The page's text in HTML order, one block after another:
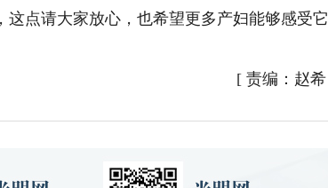
点请大家放心，也希望更多产妇能够感受它
[ 责编：赵希